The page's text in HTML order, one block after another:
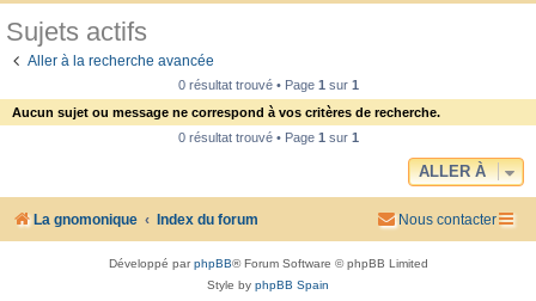
h
Sujets actifs
Aller à la recherche avancée
0 résultat trouvé • Page 1sur 1
Aucun sujet ou message ne correspond à vos critères de recherche.
0 résultat trouvé • Page 1sur 1
ALLER À
La gnomonique Index du forum Nous contacter
Développé parphpBB® Forum Software © phpBB Limited
Style by phpBB Spain